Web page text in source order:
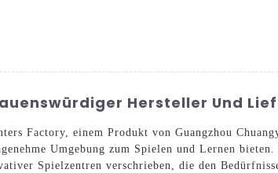
Hersteller Und
Factory, einem Produkt von Guangzhou
Umgebung zum Spielen und Lernen bieten.
Spielzentren verschrieben, die den